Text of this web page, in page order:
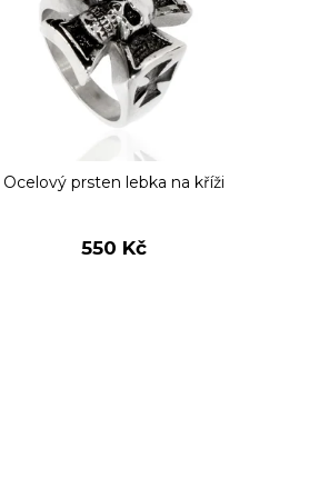
Ocelový prsten lebka na kříži
550 Kč